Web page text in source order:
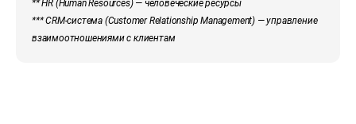
** HR (Human Resources) — человеческие ресурсы
*** CRM-система (Customer Relationship Management) — управление
взаимоотношениями с клиентам